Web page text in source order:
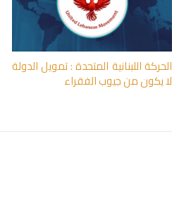
الحركة اللبنانية المتحدة : تمويل الدولة
لا يكون من جيوب الفقراء